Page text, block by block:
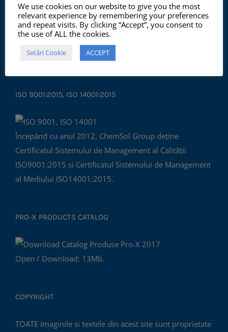
ISO 9001:2015, ISO 14001:2015
Începând cu anul 2012, ChemSol Group deține
Certificatul Sistemului de Management al Calității
ISO9001:2015 și Certificatul Sistemului de Management
al Mediului ISO14001:2015.
PRO-X PRODUCTS CATALOG
Open / Download: 13Mb.
COPYRIGHT
TOATE imaginile și textele din acest site sunt proprietate
We use cookies on our website to give you the most
relevant experience by remembering your preferences
and repeat visits. By clicking “Accept”, you consent to
the use of ALL the cookies.
Setări Cookie ACCEPT